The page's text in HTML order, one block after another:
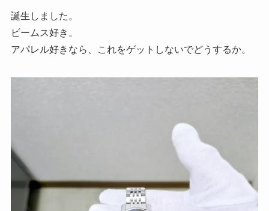
誕生しました。
ビームス好き。
アパレル好きなら、これをゲットしないでどうするか。